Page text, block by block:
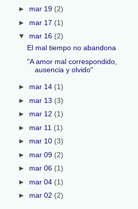
► mar 19 (2)
► mar 17 (1)
▼ mar 16 (2)
El mal tiempo no abandona
"A amor mal correspondido,
ausencia y olvido"
► mar 14 (1)
► mar 13 (3)
► mar 12 (1)
► mar 11 (1)
► mar 10 (3)
► mar 09 (2)
► mar 06 (1)
► mar 04 (1)
► mar 02 (2)